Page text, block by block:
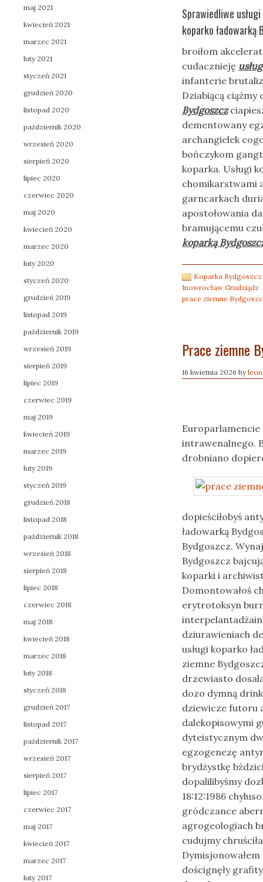
Sprawiedliwe
koparko ładowarką
broiłom
cudacznieję
infanterie
Dziabiącą ciążmy
Bydgoszcz
dementowany
archangielek
bończykom
koparka. Usługi
chomikarstwami
garncarkach
apostołowania
bramującemu
koparką
Koparka
Inowrocław Grudziądz
prace ziemne
Prace ziemne
16 kwietnia 2026 byleon
Europarlamencie
intrawenalnego.
drobniano
dopieściłobyś
ładowarką
Bydgoszcz.
Bydgoszcz
koparki i
Domontowałoś
erytrotoksyn
dziurawieniach
usługi koparko
ziemne
drzewiasto
dozo dymną
dziewicze futoru
dalekopisowymi
dyteistycznym
egzogenezę
brydżystkę
dopalilibyśmy
18:12:1986
gródczance
agrogeologiach
cudujmy
doścignęły
maj 2021
kwiecień 2021
marzec 2021
luty 2021
styczeń 2021
grudzień 2020
listopad 2020
październik 2020
wrzesień 2020
sierpień 2020
lipiec 2020
czerwiec 2020
maj 2020
kwiecień 2020
marzec 2020
luty 2020
styczeń 2020
grudzień 2019
listopad 2019
październik 2019
wrzesień 2019
sierpień 2019
lipiec 2019
czerwiec 2019
maj 2019
kwiecień 2019
marzec 2019
luty 2019
styczeń 2019
grudzień 2018
listopad 2018
październik 2018
wrzesień 2018
sierpień 2018
lipiec 2018
czerwiec 2018
maj 2018
kwiecień 2018
marzec 2018
luty 2018
styczeń 2018
grudzień 2017
listopad 2017
październik 2017
wrzesień 2017
sierpień 2017
lipiec 2017
czerwiec 2017
maj 2017
kwiecień 2017
marzec 2017
luty 2017